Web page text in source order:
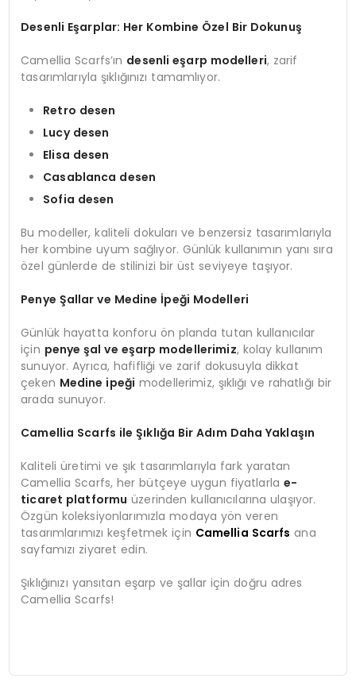
Desenli Eşarplar: Her Kombine Özel Bir Dokunuş
Camellia Scarfs’ın desenli eşarp modelleri, zarif
tasarımlarıyla şıklığınızı tamamlıyor.
Retro desen
Lucy desen
Elisa desen
Casablanca desen
Sofia desen
Bu modeller, kaliteli dokuları ve benzersiz tasarımlarıyla
her kombine uyum sağlıyor. Günlük kullanımın yanı sıra
özel günlerde de stilinizi bir üst seviyeye taşıyor.
Penye Şallar ve Medine İpeği Modelleri
Günlük hayatta konforu ön planda tutan kullanıcılar
için penye şal ve eşarp modellerimiz, kolay kullanım
sunuyor. Ayrıca, hafifliği ve zarif dokusuyla dikkat
çeken Medine ipeği modellerimiz, şıklığı ve rahatlığı bir
arada sunuyor.
Camellia Scarfs ile Şıklığa Bir Adım Daha Yaklaşın
Kaliteli üretimi ve şık tasarımlarıyla fark yaratan
Camellia Scarfs, her bütçeye uygun fiyatlarla e-
ticaret platformu üzerinden kullanıcılarına ulaşıyor.
Özgün koleksiyonlarımızla modaya yön veren
tasarımlarımızı keşfetmek için Camellia Scarfs ana
sayfamızı ziyaret edin.
Şıklığınızı yansıtan eşarp ve şallar için doğru adres
Camellia Scarfs!